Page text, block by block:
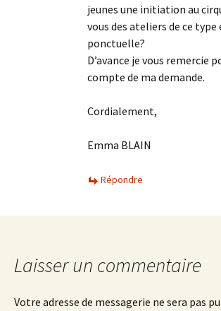
jeunes une initiation au
vous des ateliers de ce
ponctuelle?
D’avance je vous remercie
compte de ma demande.
Cordialement,
Emma BLAIN
Répondre
Laisser un commentaire
Votre adresse de messagerie ne sera pas